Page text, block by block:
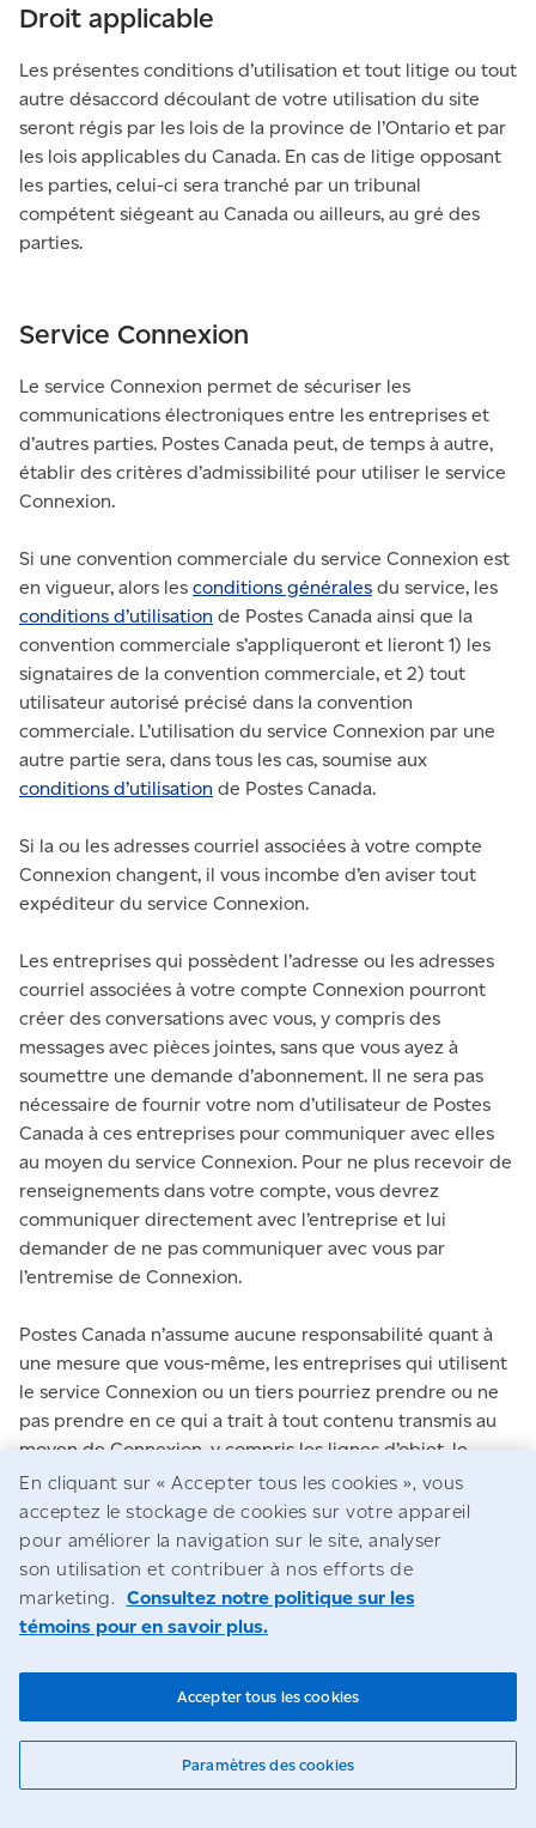
Droit applicable
Les présentes conditions d’utilisation et tout litige ou tout
autre désaccord découlant de votre utilisation du site
seront régis par les lois de la province de l’Ontario et par
les lois applicables du Canada. En cas de litige opposant
les parties, celui-ci sera tranché par un tribunal
compétent siégeant au Canada ou ailleurs, au gré des
parties.
Service Connexion
Le service Connexion permet de sécuriser les
communications électroniques entre les entreprises et
d’autres parties. Postes Canada peut, de temps à autre,
établir des critères d’admissibilité pour utiliser le service
Connexion.
Si une convention commerciale du service Connexion est
en vigueur, alors les conditions générales du service, les
conditions d’utilisation de Postes Canada ainsi que la
convention commerciale s’appliqueront et lieront 1) les
signataires de la convention commerciale, et 2) tout
utilisateur autorisé précisé dans la convention
commerciale. L’utilisation du service Connexion par une
autre partie sera, dans tous les cas, soumise aux
conditions d’utilisation de Postes Canada.
Si la ou les adresses courriel associées à votre compte
Connexion changent, il vous incombe d’en aviser tout
expéditeur du service Connexion.
Les entreprises qui possèdent l’adresse ou les adresses
courriel associées à votre compte Connexion pourront
créer des conversations avec vous, y compris des
messages avec pièces jointes, sans que vous ayez à
soumettre une demande d’abonnement. Il ne sera pas
nécessaire de fournir votre nom d’utilisateur de Postes
Canada à ces entreprises pour communiquer avec elles
au moyen du service Connexion. Pour ne plus recevoir de
renseignements dans votre compte, vous devrez
communiquer directement avec l’entreprise et lui
demander de ne pas communiquer avec vous par
l’entremise de Connexion.
Postes Canada n’assume aucune responsabilité quant à
une mesure que vous-même, les entreprises qui utilisent
le service Connexion ou un tiers pourriez prendre ou ne
pas prendre en ce qui a trait à tout contenu transmis au
moyen de Connexion, y compris les lignes d’objet, le
contenu des messages et les fichiers.
Protection antivirus
Vous êtes seul responsable de la protection de votre
matériel, et devez utiliser votre propre logiciel de
détection de virus, votre pare-feu et d’autres mesures de
sécurité. Veuillez noter qu’en raison de la nature du
chiffrement des fichiers utilisé, nous ne numérisons pas
les pièces jointes envoyées par l’entremise du service
En cliquant sur « Accepter tous les cookies », vous
acceptez le stockage de cookies sur votre appareil
pour améliorer la navigation sur le site, analyser
son utilisation et contribuer à nos efforts de
marketing. Consultez notre politique sur les
témoins pour en savoir plus.
Paramètres des cookies
Accepter tous les cookies